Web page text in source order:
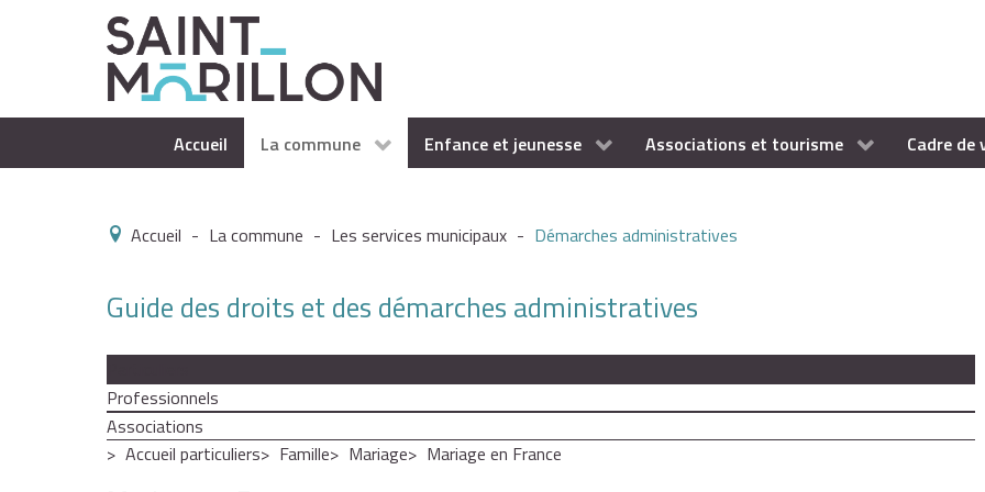
Accueil La commune Enfance et jeunesse Associations et tourisme Cadre de
Accueil - La commune - Les services municipaux - Démarches administratives
Guide des droits et des démarches administratives
Professionnels
Associations
Accueil particuliers
Famille Mariage Mariage en France